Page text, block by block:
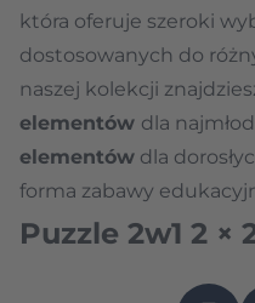
która oferuje szeroki
dostosowanych do
naszej kolekcji
elementów dla
elementów dla
forma zabawy
Puzzle 2w1 2 ×
Idealne dla